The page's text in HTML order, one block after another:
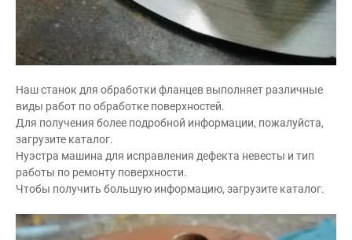
Наш станок для обработки фланцев выполняет различные
виды работ по обработке поверхностей.
Для получения более подробной информации, пожалуйста,
загрузите каталог.
Нуэстра машина для исправления дефекта невесты и тип
работы по ремонту поверхности.
Чтобы получить большую информацию, загрузите каталог.